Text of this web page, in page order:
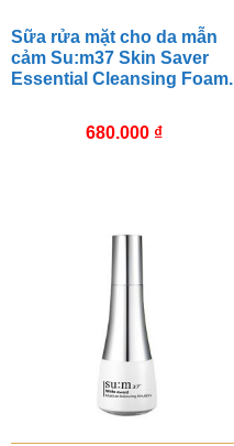
Sữa rửa mặt cho da mẫn
cảm Su:m37 Skin Saver
Essential Cleansing Foam.
680.000 ₫